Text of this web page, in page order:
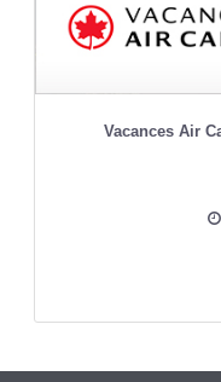
Vacances Air